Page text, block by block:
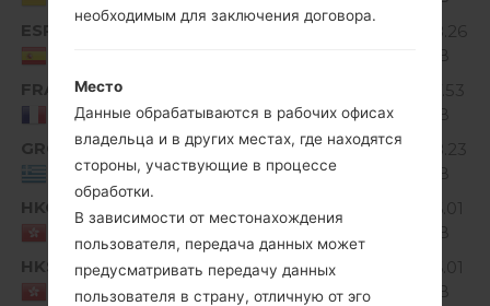
ESP
V10E_00.kdz
178.26
MiB
FRA
France
Unknown
157.53
MiB
GRC
Greece
V10D_00.kdz
Unknown
178.23
MiB
HKG
Unknown
176.01
MiB
HKS
HONG KONG
V10D_00.kdz
Unknown
176.01
MiB
необходимым для заключения договора.
Место
Данные обрабатываются в рабочих офисах
владельца и в других местах, где находятся
стороны, участвующие в процессе
обработки.
В зависимости от местонахождения
пользователя, передача данных может
предусматривать передачу данных
пользователя в страну, отличную от эго